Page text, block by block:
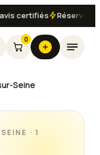
certifiés Réservation
0
Seine
· 1